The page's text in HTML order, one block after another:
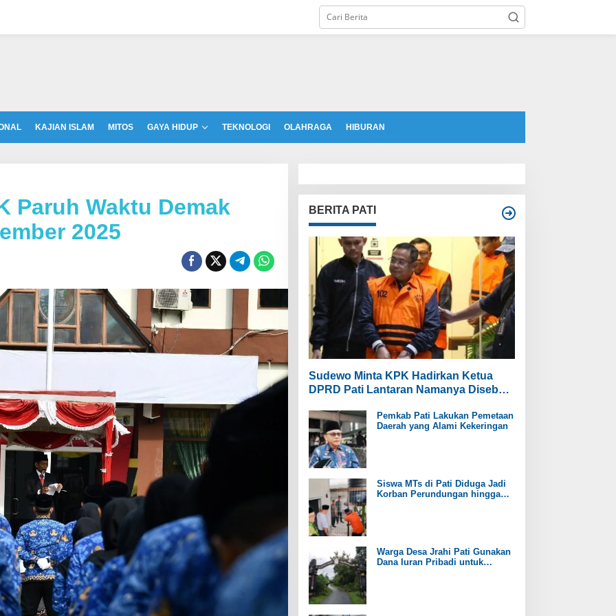
KAJIAN ISLAM MITOS GAYA HIDUP TEKNOLOGI OLAHRAGA HIBURAN
Paruh Waktu Demak
2025
BERITA PATI
Sudewo Minta KPK Hadirkan Ketua
DPRD Pati Lantaran Namanya Disebut
Pemkab Pati Lakukan Pemetaan
Daerah yang Alami Kekeringan
Siswa MTs di Pati Diduga Jadi
Korban Perundungan hingga
Warga Desa Jrahi Pati Gunakan
Dana Iuran Pribadi untuk